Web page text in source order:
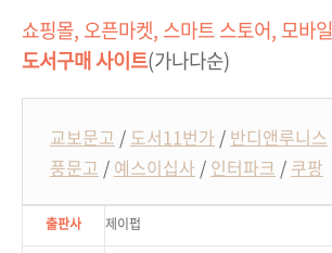
쇼핑몰, 오픈마켓, 스마트 스토어, 모바
도서구매 사이트(가나다순)
교보문고 / 도서11번가 / 반디앤루니스
풍문고 / 예스이십사 / 인터파크 / 쿠팡
출판사 제이펍